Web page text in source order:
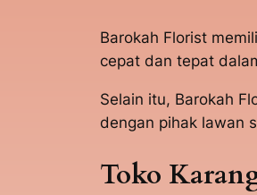
Barokah Florist
cepat dan tepat
Selain itu, Barokah
dengan pihak lawan
Toko